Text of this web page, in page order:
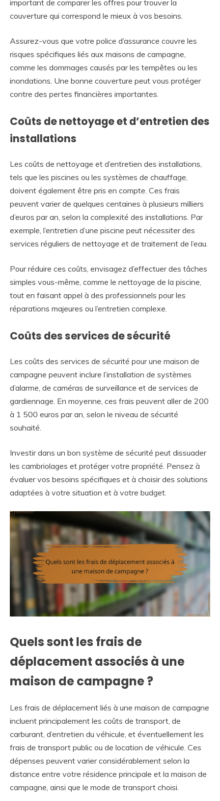
important de comparer les offres pour trouver la
couverture qui correspond le mieux à vos besoins.
Assurez-vous que votre police d’assurance couvre les
risques spécifiques liés aux maisons de campagne,
comme les dommages causés par les tempêtes ou les
inondations. Une bonne couverture peut vous protéger
contre des pertes financières importantes.
Coûts de nettoyage et d’entretien des
installations
Les coûts de nettoyage et d’entretien des installations,
tels que les piscines ou les systèmes de chauffage,
doivent également être pris en compte. Ces frais
peuvent varier de quelques centaines à plusieurs milliers
d’euros par an, selon la complexité des installations. Par
exemple, l’entretien d’une piscine peut nécessiter des
services réguliers de nettoyage et de traitement de l’eau.
Pour réduire ces coûts, envisagez d’effectuer des tâches
simples vous-même, comme le nettoyage de la piscine,
tout en faisant appel à des professionnels pour les
réparations majeures ou l’entretien complexe.
Coûts des services de sécurité
Les coûts des services de sécurité pour une maison de
campagne peuvent inclure l’installation de systèmes
d’alarme, de caméras de surveillance et de services de
gardiennage. En moyenne, ces frais peuvent aller de 200
à 1 500 euros par an, selon le niveau de sécurité
souhaité.
Investir dans un bon système de sécurité peut dissuader
les cambriolages et protéger votre propriété. Pensez à
évaluer vos besoins spécifiques et à choisir des solutions
adaptées à votre situation et à votre budget.
Quels sont les frais de
déplacement associés à une
maison de campagne ?
Les frais de déplacement liés à une maison de campagne
incluent principalement les coûts de transport, de
carburant, d’entretien du véhicule, et éventuellement les
frais de transport public ou de location de véhicule. Ces
dépenses peuvent varier considérablement selon la
distance entre votre résidence principale et la maison de
campagne, ainsi que le mode de transport choisi.